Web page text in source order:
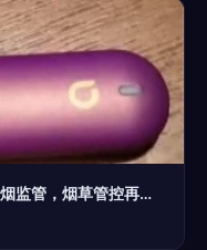
工信部拟将电子烟等新品参照传统卷烟监管，烟草管控再升级